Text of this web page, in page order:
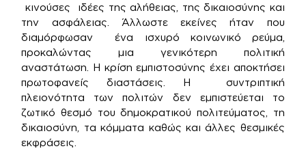
κινούσες ιδέες της αλήθειας, της δικαιοσύνης και
την ασφάλειας. Άλλωστε εκείνες ήταν που
διαμόρφωσαν ένα ισχυρό κοινωνικό ρεύμα,
προκαλώντας μια γενικότερη πολιτική
αναστάτωση. Η κρίση εμπιστοσύνης έχει αποκτήσει
πρωτοφανείς διαστάσεις. Η συντριπτική
πλειονότητα των πολιτών δεν εμπιστεύεται το
ζωτικό θεσμό του δημοκρατικού πολιτεύματος, τη
δικαιοσύνη, τα κόμματα καθώς και άλλες θεσμικές
εκφράσεις.